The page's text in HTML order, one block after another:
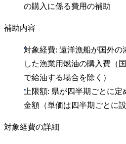
の購入に係る費用の補助
補助内容
対象経費: 遠洋漁船が国外
した漁業用燃油の購入費（
で給油する場合を除く）
上限額: 県が四半期ごとに定
金額（単価は四半期ごとに設
対象経費の詳細